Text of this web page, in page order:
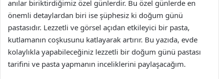
anılar biriktirdiğimiz özel günlerdir. Bu özel günlerde en
önemli detaylardan biri ise şüphesiz ki doğum günü
pastasıdır. Lezzetli ve görsel açıdan etkileyici bir pasta,
kutlamanın coşkusunu katlayarak artırır. Bu yazıda, evde
kolaylıkla yapabileceğiniz lezzetli bir doğum günü pastası
tarifini ve pasta yapmanın inceliklerini paylaşacağım.